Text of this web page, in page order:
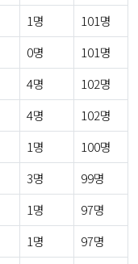
1명
101명
0명
101명
4명
102명
4명
102명
1명
100명
3명
99명
1명
97명
1명
97명